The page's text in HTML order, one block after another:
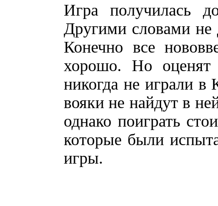
Игра получилась
Другими словами не
Конечно все
хорошо. Но оценят
никогда не играли
вояки не найдут в
однако поиграть
которые были
игры.